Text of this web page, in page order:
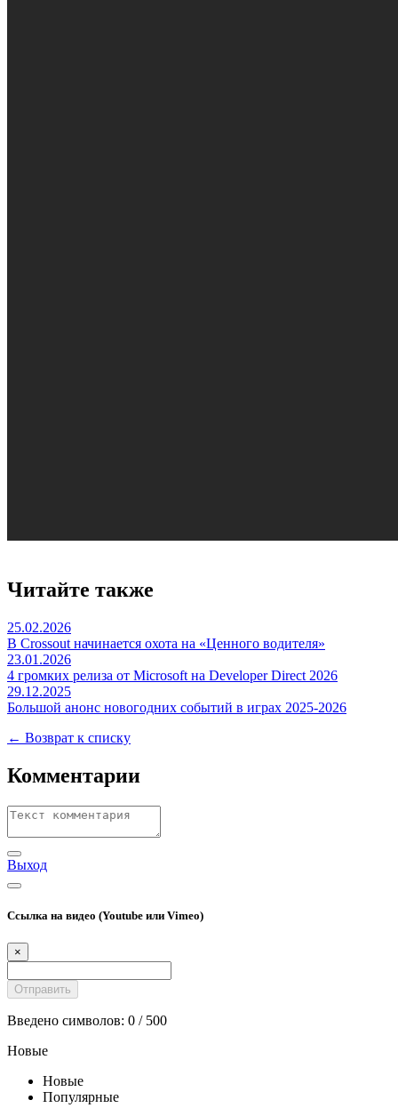
Читайте также
25.02.2026
В Crossout начинается охота на «Ценного водителя»
23.01.2026
4 громких релиза от Microsoft на Developer Direct 2026
29.12.2025
Большой анонс новогодних событий в играх 2025-2026
← Возврат к списку
Комментарии
Выход
Ссылка на видео (Youtube или Vimeo)
×
Введено символов: 0 / 500
Новые
Новые
Популярные